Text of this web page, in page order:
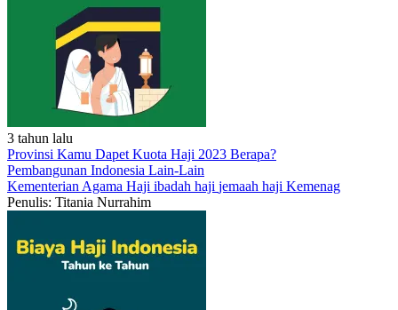
3 tahun lalu
Provinsi Kamu Dapet Kuota Haji 2023 Berapa?
Pembangunan Indonesia Lain-Lain
Kementerian Agama Haji ibadah haji jemaah haji Kemenag
Penulis: Titania Nurrahim